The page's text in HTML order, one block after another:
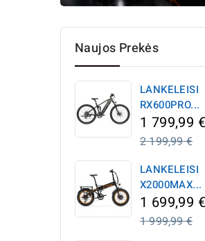
Naujos Prekės
LANKELEISI
RX600PRO...
1 799,99 €
Įprasta
2 199,99 €
LANKELEISI
X2000MAX...
1 699,99 €
Įprasta
1 999,99 €